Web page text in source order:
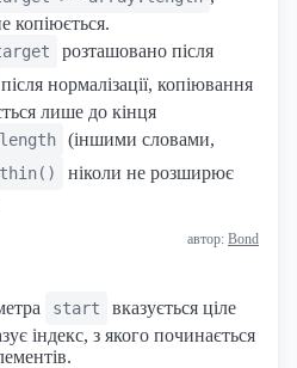
копіюється.
розташовано після
після нормалізації, копіювання
лише до кінця
(іншими словами,
ніколи не розширює
автор: Bond
start
вказується ціле
індекс, з якого починається